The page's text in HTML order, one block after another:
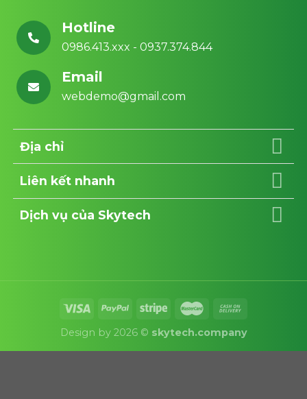
Hotline
0986.413.xxx - 0937.374.844
Email
webdemo@gmail.com
Địa chỉ
Liên kết nhanh
Dịch vụ của Skytech
Design by 2026 © skytech.company